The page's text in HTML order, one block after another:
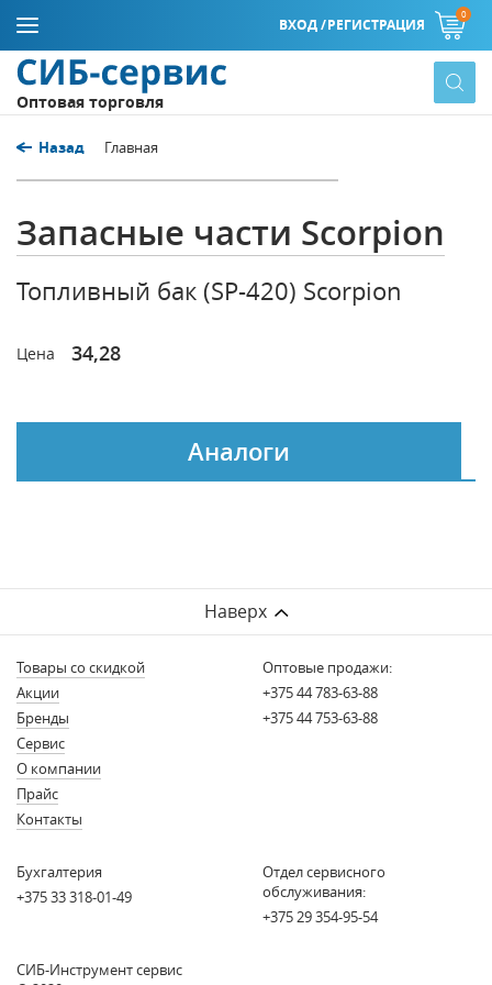
ВХОД /РЕГИСТРАЦИЯ
0
Оптовая торговля
Назад Главная
Запасные части Scorpion
Топливный бак (SP-420) Scorpion
Цена 34,28
Аналоги
Наверх
Товары со скидкой
Акции
Бренды
Сервис
О компании
Прайс
Контакты
Оптовые продажи:
+375 44 783-63-88
+375 44 753-63-88
Бухгалтерия
+375 33 318-01-49
Отдел сервисного
обслуживания:
+375 29 354-95-54
СИБ-Инструмент сервис